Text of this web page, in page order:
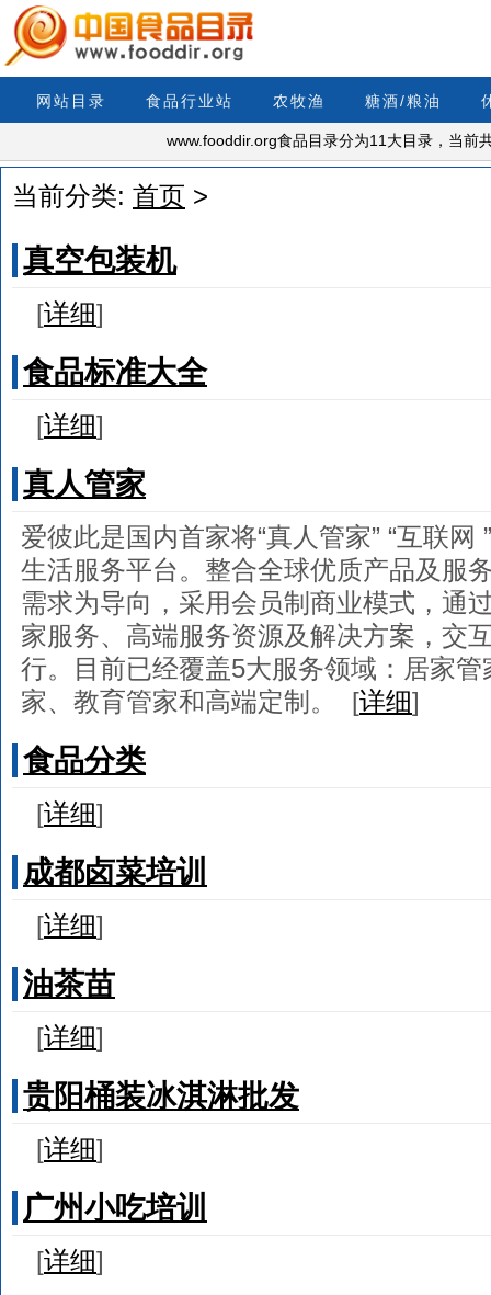
网站目录 食品行业站 农牧渔 糖酒/粮油
www.fooddir.org食品目录分为11大目录，当
当前分类: 首页 >
真空包装机
[详细]
食品标准大全
[详细]
真人管家
爱彼此是国内首家将“真人管家” “互联网
生活服务平台。整合全球优质产品及服
需求为导向，采用会员制商业模式，通
家服务、高端服务资源及解决方案，交
行。目前已经覆盖5大服务领域：居家
家、教育管家和高端定制。
[详细]
食品分类
[详细]
成都卤菜培训
[详细]
油茶苗
[详细]
贵阳桶装冰淇淋批发
[详细]
广州小吃培训
[详细]